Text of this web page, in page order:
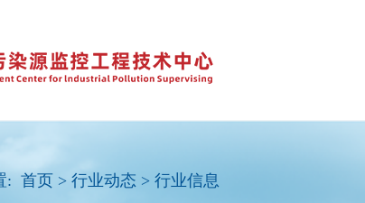
: 首页 > 行业动态 > 行业信息